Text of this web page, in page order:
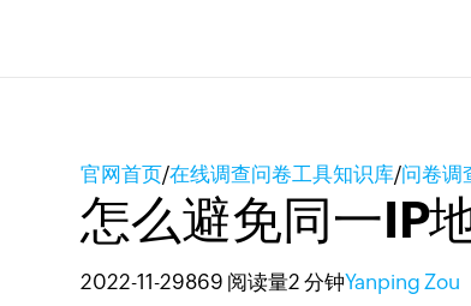
官网首页/在线调查问卷工具知识库/问卷调
怎么避免同一IP
2022-11-29869 阅读量2 分钟Yanping Zou